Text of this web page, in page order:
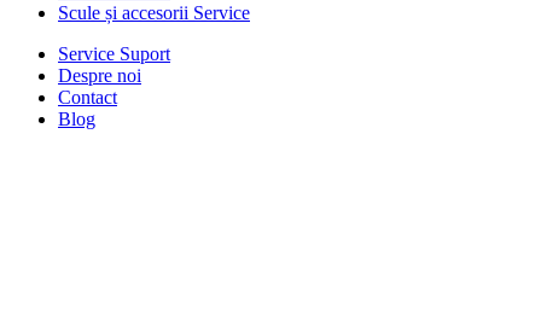
Scule și accesorii Service
Service Suport
Despre noi
Contact
Blog